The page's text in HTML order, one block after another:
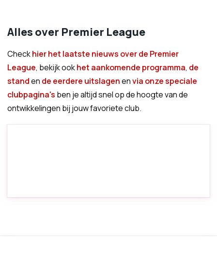
Alles over Premier League
Checkhier het laatste nieuws over de Premier
League, bekijk ookhet aankomende programma, de
standen de eerdere uitslagenenvia onze speciale
clubpagina's ben je altijd snel op de hoogte van de
ontwikkelingen bij jouw favoriete club.